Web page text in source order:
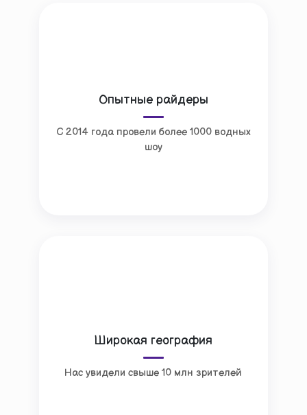
Опытные райдеры
С 2014 года провели более 1000 водных
шоу
Широкая география
Нас увидели свыше 10 млн зрителей